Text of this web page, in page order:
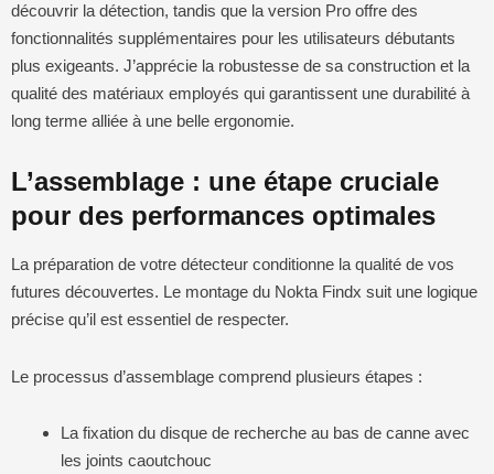
découvrir la détection, tandis que la version Pro offre des
fonctionnalités supplémentaires pour les utilisateurs débutants
plus exigeants. J’apprécie la robustesse de sa construction et la
qualité des matériaux employés qui garantissent une durabilité à
long terme alliée à une belle ergonomie.
L’assemblage : une étape cruciale
pour des performances optimales
La préparation de votre détecteur conditionne la qualité de vos
futures découvertes. Le montage du Nokta Findx suit une logique
précise qu’il est essentiel de respecter.
Le processus d’assemblage comprend plusieurs étapes :
La fixation du disque de recherche au bas de canne avec
les joints caoutchouc